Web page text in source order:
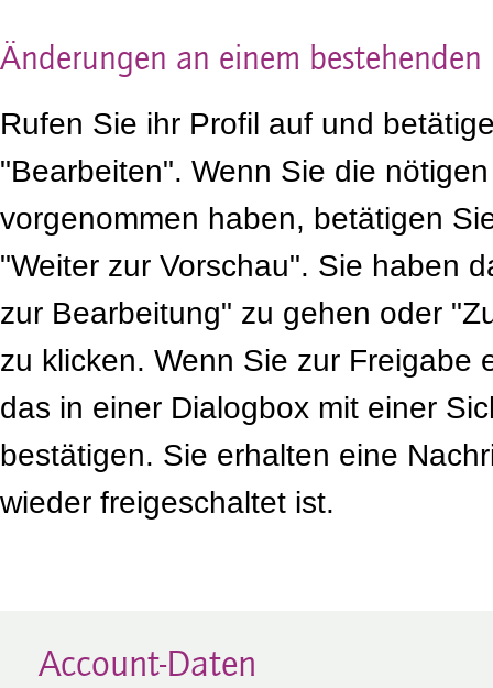
Änderungen an einem bestehenden
Rufen Sie ihr Profil auf und
"Bearbeiten". Wenn Sie die
vorgenommen haben, betätigen
"Weiter zur Vorschau". Sie haben
zur Bearbeitung" zu gehen oder
zu klicken. Wenn Sie zur Freigabe
das in einer Dialogbox mit einer
bestätigen. Sie erhalten eine
wieder freigeschaltet ist.
Account-Daten